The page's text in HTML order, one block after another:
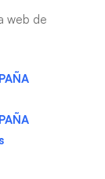
web de